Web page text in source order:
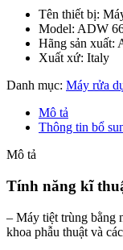
Tên thiết bị:
Model: ADW
Hãng sản xuất:
Xuất xứ: Italy
Danh mục: Máy rửa
Mô tả
Thông tin bổ
Mô tả
Tính năng kĩ
– Máy tiệt trùng bằng
khoa phẫu thuật và